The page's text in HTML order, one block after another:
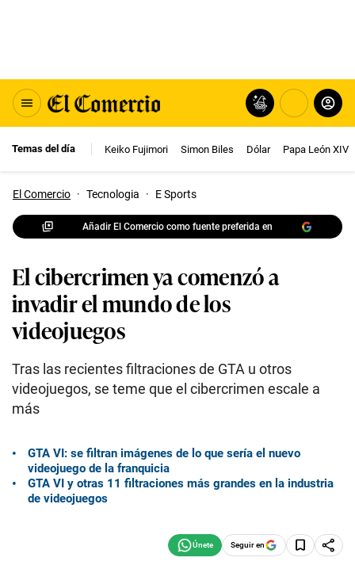
Temas del día Keiko Fujimori Simon Biles Dólar Papa León XIV
El Comercio · Tecnologia · E Sports
Añadir El Comercio como fuente preferida en
El cibercrimen ya comenzó a
invadir el mundo de los
videojuegos
Tras las recientes filtraciones de GTA u otros
videojuegos, se teme que el cibercrimen escale a
más
GTA VI: se filtran imágenes de lo que sería el nuevo
videojuego de la franquicia
GTA VI y otras 11 filtraciones más grandes en la industria
de videojuegos
Seguir en